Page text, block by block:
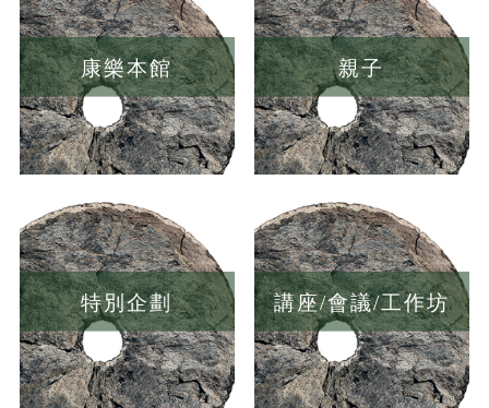
康樂本館 親子
特別企劃 講座/會議/工作坊